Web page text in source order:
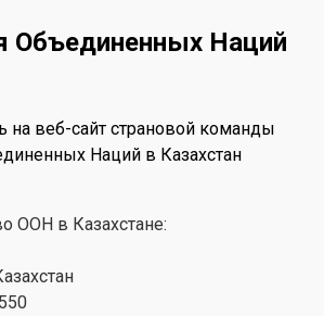
Объединенных Наций
на веб-сайт страновой команды
Наций в Казахстан
ООН в Казахстане: